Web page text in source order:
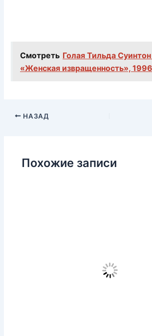
Смотреть Голая Тильда
«Женская извращенность», 1996
НАЗАД
Похожие записи